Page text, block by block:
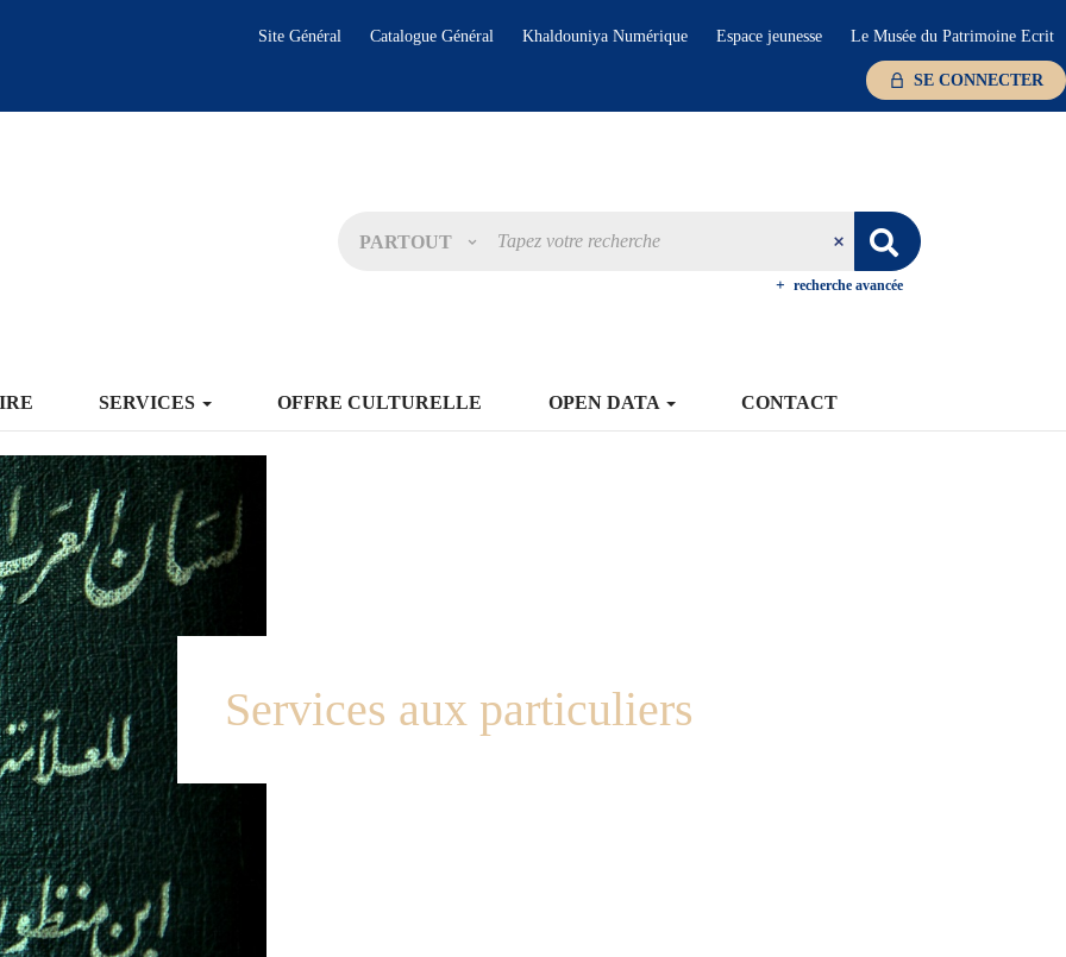
Site Général Catalogue Général Khaldouniya Numérique Espace jeunesse Le Musée du Patrimoine Ecrit
SE CONNECTER
PARTOUT
recherche avancée
SERVICES OFFRE CULTURELLE OPEN DATA CONTACT
Services aux particuliers